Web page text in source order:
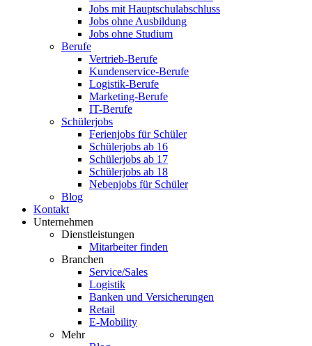
Jobs mit Hauptschulabschluss
Jobs ohne Ausbildung
Jobs ohne Studium
Berufe
Vertrieb-Berufe
Kundenservice-Berufe
Logistik-Berufe
Marketing-Berufe
IT-Berufe
Schülerjobs
Ferienjobs für Schüler
Schülerjobs ab 16
Schülerjobs ab 17
Schülerjobs ab 18
Nebenjobs für Schüler
Blog
Kontakt
Unternehmen
Dienstleistungen
Mitarbeiter finden
Branchen
Service/Sales
Logistik
Banken und Versicherungen
Retail
E-Mobility
Mehr